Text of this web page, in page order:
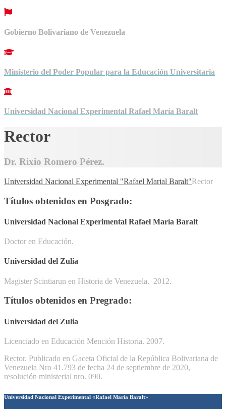
Gobierno Bolivariano de Venezuela
Ministerio del Poder Popular para la Educación Universitaria
Universidad Nacional Experimental Rafael María Baralt
Rector
Dr. Rixio Romero Pérez.
Universidad Nacional Experimental "Rafael Marial Baralt"Rector
Títulos obtenidos en Posgrado:
Universidad Nacional Experimental Rafael María Baralt
Doctor en Educación.
Universidad del Zulia
Magister Scintiarun en Historia de Venezuela. 2012.
Títulos obtenidos en Pregrado:
Universidad del Zulia
Licenciado en Educación Mención Historia. 2007.
Rector. Publicado en Gaceta Oficial de la República Bolivariana de
Venezuela Nro 41.793 de fecha 24 de septiembre de 2020,
resolución ministerial nro. 090.
Universidad Nacional Experimental «Rafael María Baralt»